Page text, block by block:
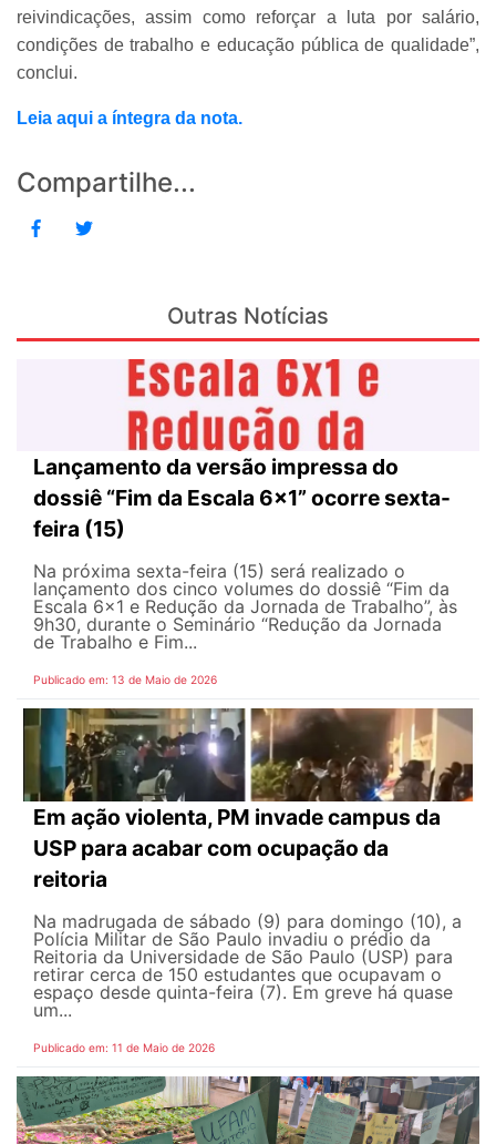
reivindicações, assim como reforçar a luta por salário,
condições de trabalho e educação pública de qualidade”,
conclui.
Leia aqui a íntegra da nota.
Compartilhe...
Outras Notícias
Lançamento da versão impressa do
dossiê “Fim da Escala 6×1” ocorre sexta-
feira (15)
Na próxima sexta-feira (15) será realizado o
lançamento dos cinco volumes do dossiê “Fim da
Escala 6×1 e Redução da Jornada de Trabalho”, às
9h30, durante o Seminário “Redução da Jornada
de Trabalho e Fim...
Publicado em: 13 de Maio de 2026
Em ação violenta, PM invade campus da
USP para acabar com ocupação da
reitoria
Na madrugada de sábado (9) para domingo (10), a
Polícia Militar de São Paulo invadiu o prédio da
Reitoria da Universidade de São Paulo (USP) para
retirar cerca de 150 estudantes que ocupavam o
espaço desde quinta-feira (7). Em greve há quase
um...
Publicado em: 11 de Maio de 2026